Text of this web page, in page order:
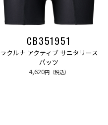
CB351951
ラクルナ アクティブ サニタリース
パッツ
4,620円（税込）